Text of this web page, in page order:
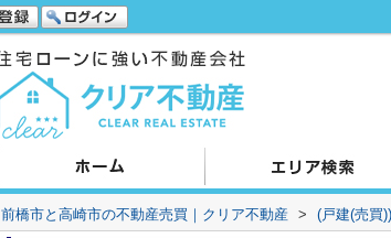
前橋市と高崎市の不動産売買｜クリア不動産 > (戸建(売買